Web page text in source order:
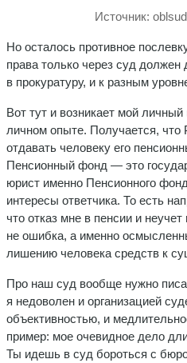
Источник:
Но осталось противное
права только через суд
в прокуратуру, и к разным
Вот тут и возникает мой
личном опыте. Получается, что
отдавать человеку его
Пенсионный фонд — это
юрист именно Пенсионного
интересы ответчика. То есть
что отказ мне в пенсии и неучет
не ошибка, а именно
лишению человека средств к
Про наш суд вообще нужно
я недоволен и организацией
объективностью, и
пример: мое очевидное дело
Ты идешь в суд бороться с